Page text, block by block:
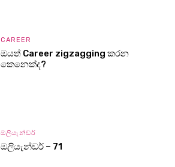
CAREER
ඔයත් Career zigzagging කරන
කෙනෙක්ද?
ඔලියැන්ඩර්
ඔලියැන්ඩර් – 71